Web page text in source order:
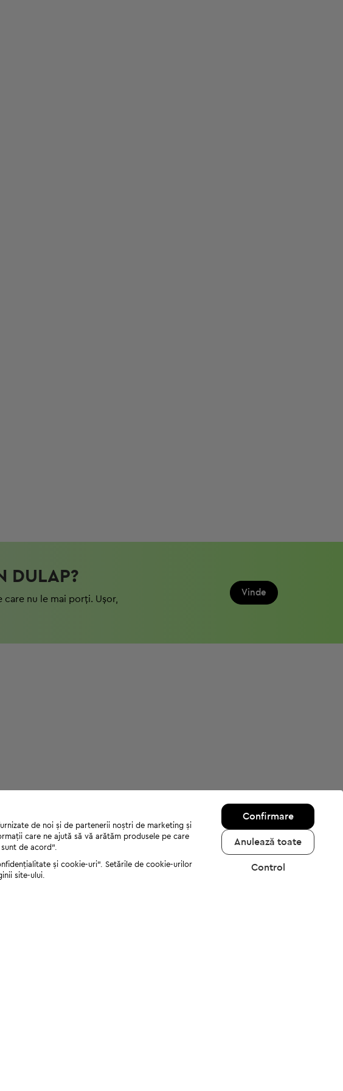
DULAP?
nu le mai porți. Ușor,
Vinde
de noi și de partenerii noștri de marketing și
care ne ajută să vă arătăm produsele pe care
de acord”.
și cookie-uri". Setările de cookie-urilor
site-ului.
Confirmare
Anulează toate
Control